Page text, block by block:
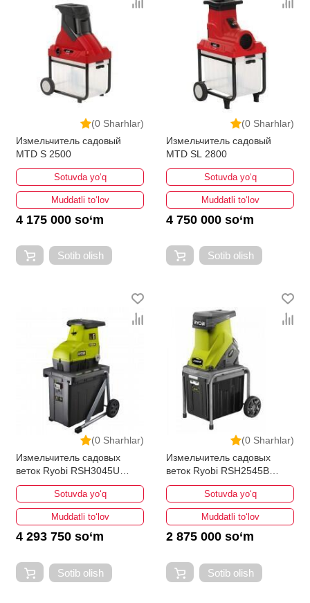
(0 Sharhlar)
Измельчитель садовый
MTD S 2500
Sotuvda yo‘q
Muddatli to‘lov
4 175 000 so‘m
Sotib olish
(0 Sharhlar)
Измельчитель садовый
MTD SL 2800
Sotuvda yo‘q
Muddatli to‘lov
4 750 000 so‘m
Sotib olish
(0 Sharhlar)
Измельчитель садовых
веток Ryobi RSH3045U
5133004335
Sotuvda yo‘q
Muddatli to‘lov
4 293 750 so‘m
Sotib olish
(0 Sharhlar)
Измельчитель садовых
веток Ryobi RSH2545B
5133002512
Sotuvda yo‘q
Muddatli to‘lov
2 875 000 so‘m
Sotib olish